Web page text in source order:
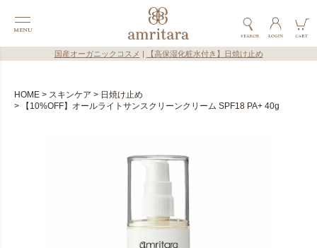
国産オーガニックコスメ 【高保湿化粧水付き】日焼け止め
HOME スキンケア
日焼け止め
【10%OFF】オールライトサンスクリーンクリーム SPF18 PA+ 40g